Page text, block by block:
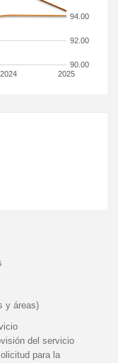
2024 2025
90.00
92.00
94.00
y áreas)
del servicio
para la